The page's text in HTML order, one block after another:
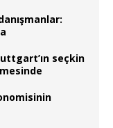
seçkin